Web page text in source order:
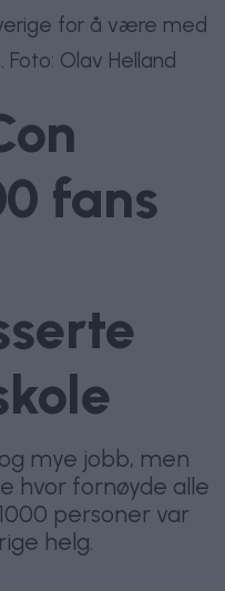
for å være med
Olav Helland
fans
mye jobb, men
hvor fornøyde alle
personer var
helg.